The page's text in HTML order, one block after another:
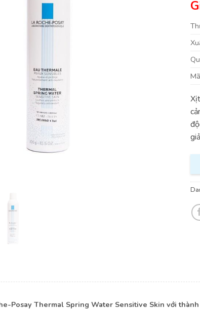
Posay Thermal Spring Water Sensitive Skin với